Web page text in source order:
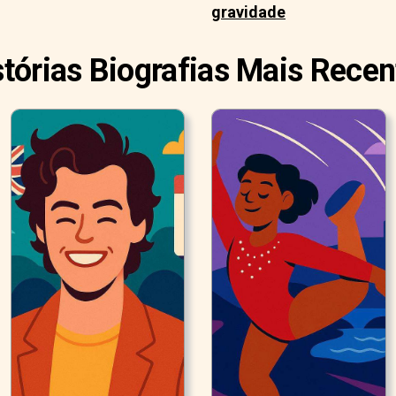
gravidade
Biografias Mais